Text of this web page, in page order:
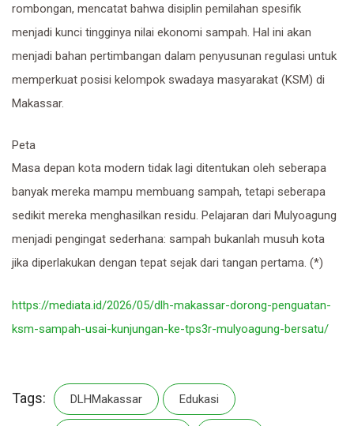
rombongan, mencatat bahwa disiplin pemilahan spesifik
menjadi kunci tingginya nilai ekonomi sampah. Hal ini akan
menjadi bahan pertimbangan dalam penyusunan regulasi untuk
memperkuat posisi kelompok swadaya masyarakat (KSM) di
Makassar.
Peta
​Masa depan kota modern tidak lagi ditentukan oleh seberapa
banyak mereka mampu membuang sampah, tetapi seberapa
sedikit mereka menghasilkan residu. Pelajaran dari Mulyoagung
menjadi pengingat sederhana: sampah bukanlah musuh kota
jika diperlakukan dengan tepat sejak dari tangan pertama. (*)
https://mediata.id/2026/05/dlh-makassar-dorong-penguatan-
ksm-sampah-usai-kunjungan-ke-tps3r-mulyoagung-bersatu/
Tags: DLHMakassar Edukasi